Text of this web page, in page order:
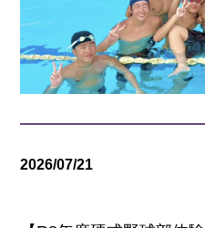
2026/07/21